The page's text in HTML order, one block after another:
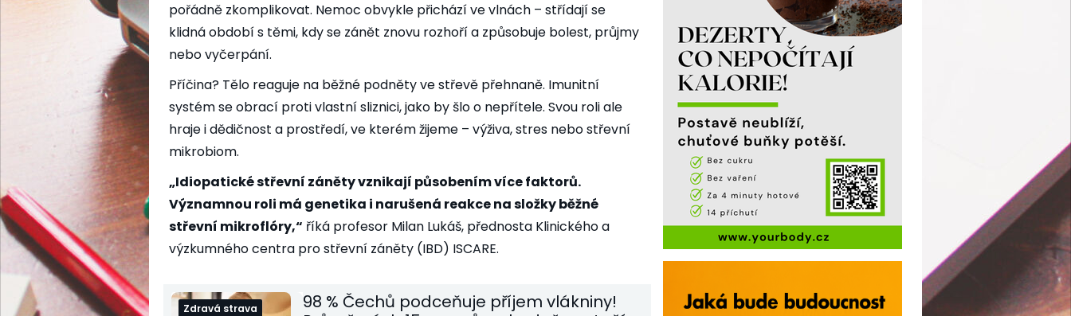
pořádně zkomplikovat. Nemoc obvykle přichází ve vlnách – střídají se
klidná období s těmi, kdy se zánět znovu rozhoří a způsobuje bolest, průjmy
nebo vyčerpání.
Příčina? Tělo reaguje na běžné podněty ve střevě přehnaně. Imunitní
systém se obrací proti vlastní sliznici, jako by šlo o nepřítele. Svou roli ale
hraje i dědičnost a prostředí, ve kterém žijeme – výživa, stres nebo střevní
mikrobiom.
„Idiopatické střevní záněty vznikají působením více faktorů.
Významnou roli má genetika i narušená reakce na složky běžné
střevní mikroflóry,“ říká profesor Milan Lukáš, přednosta Klinického a
výzkumného centra pro střevní záněty (IBD) ISCARE.
Zdravá strava
98 % Čechů podceňuje příjem vlákniny!